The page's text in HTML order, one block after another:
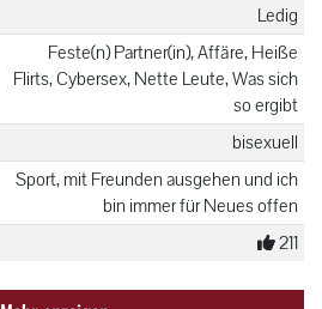
Ledig
Feste(n) Partner(in), Affäre, Heiße
Flirts, Cybersex, Nette Leute, Was sich
so ergibt
bisexuell
Sport, mit Freunden ausgehen und ich
bin immer für Neues offen
211